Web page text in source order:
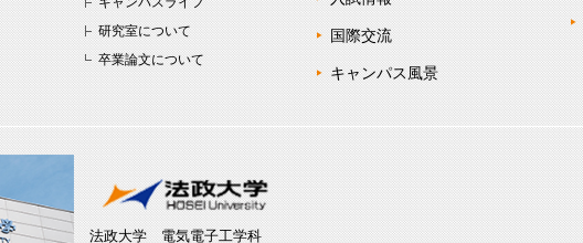
研究室について
卒業論文について
国際交流
キャンパス風景
法政大学 電気電子工学科